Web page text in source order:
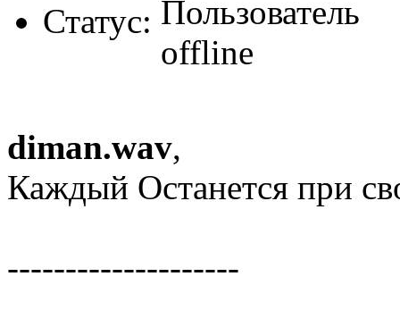
Статус:
diman.wav,
Каждый Останется при
--------------------